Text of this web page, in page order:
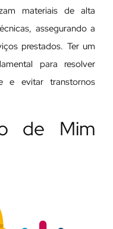
materiais de alta
assegurando a
prestados. Ter um
para resolver
e evitar transtornos
de Mim